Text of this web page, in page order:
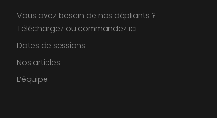
Vous avez besoin de nos dépliants ?
Téléchargez ou commandez ici
Dates de sessions
Nos articles
L’équipe